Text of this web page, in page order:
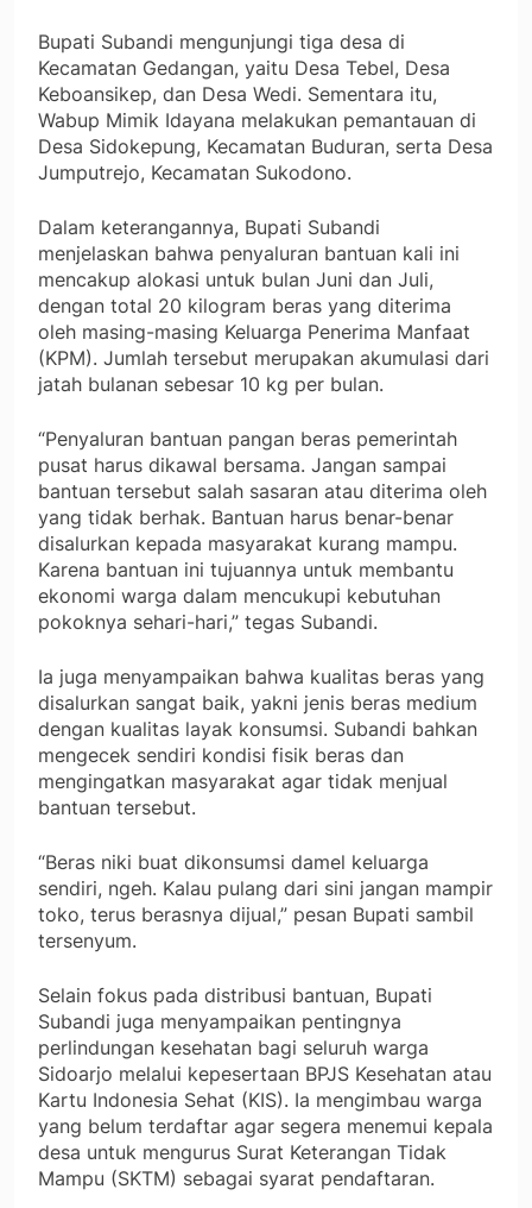
Bupati Subandi mengunjungi tiga desa di
Kecamatan Gedangan, yaitu Desa Tebel, Desa
Keboansikep, dan Desa Wedi. Sementara itu,
Wabup Mimik Idayana melakukan pemantauan di
Desa Sidokepung, Kecamatan Buduran, serta Desa
Jumputrejo, Kecamatan Sukodono.
Dalam keterangannya, Bupati Subandi
menjelaskan bahwa penyaluran bantuan kali ini
mencakup alokasi untuk bulan Juni dan Juli,
dengan total 20 kilogram beras yang diterima
oleh masing-masing Keluarga Penerima Manfaat
(KPM). Jumlah tersebut merupakan akumulasi dari
jatah bulanan sebesar 10 kg per bulan.
“Penyaluran bantuan pangan beras pemerintah
pusat harus dikawal bersama. Jangan sampai
bantuan tersebut salah sasaran atau diterima oleh
yang tidak berhak. Bantuan harus benar-benar
disalurkan kepada masyarakat kurang mampu.
Karena bantuan ini tujuannya untuk membantu
ekonomi warga dalam mencukupi kebutuhan
pokoknya sehari-hari,” tegas Subandi.
Ia juga menyampaikan bahwa kualitas beras yang
disalurkan sangat baik, yakni jenis beras medium
dengan kualitas layak konsumsi. Subandi bahkan
mengecek sendiri kondisi fisik beras dan
mengingatkan masyarakat agar tidak menjual
bantuan tersebut.
“Beras niki buat dikonsumsi damel keluarga
sendiri, ngeh. Kalau pulang dari sini jangan mampir
toko, terus berasnya dijual,” pesan Bupati sambil
tersenyum.
Selain fokus pada distribusi bantuan, Bupati
Subandi juga menyampaikan pentingnya
perlindungan kesehatan bagi seluruh warga
Sidoarjo melalui kepesertaan BPJS Kesehatan atau
Kartu Indonesia Sehat (KIS). Ia mengimbau warga
yang belum terdaftar agar segera menemui kepala
desa untuk mengurus Surat Keterangan Tidak
Mampu (SKTM) sebagai syarat pendaftaran.